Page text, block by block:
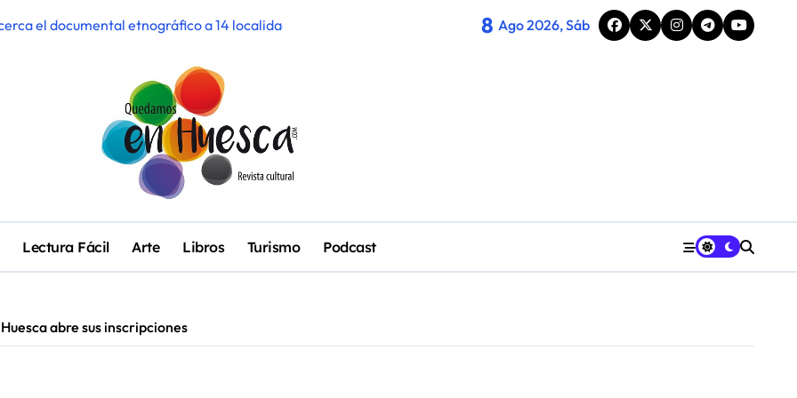
el documental etnográfico a 14 localidades de Sobrarbe
de candil’, ciclo de oralidad para la microrruralidad de la Hoya
edición con más de 42.000 espectadores, cuatro sold out y récord de público familiar
pendiente con Pirineos Sur en una noche de emoción y complicidad
de Bodhiria en Pirineos Sur
a la comarca del Cinca Medio
‘Interferencias_EL/LA’ recoge las voces de los barrios rurales de Huesca sobre la igualdad
el talento musical local con conciertos durante todo 2026
8 Ago 2026, Sáb
Lectura Fácil Arte Libros Turismo Podcast
abre sus inscripciones